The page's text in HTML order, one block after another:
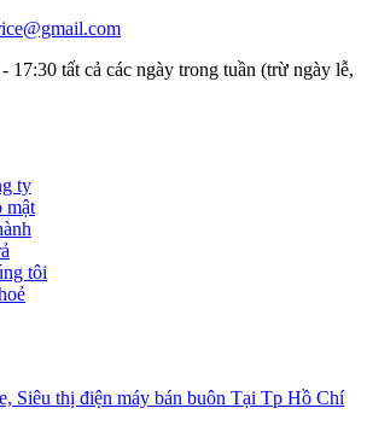
17:30 tất cả các ngày trong tuần (trừ ngày lễ,
ty
mật
tôi